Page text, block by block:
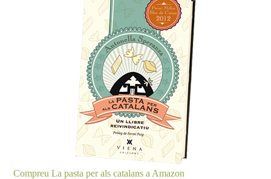
Compreu La pasta per als catalans a Amazon